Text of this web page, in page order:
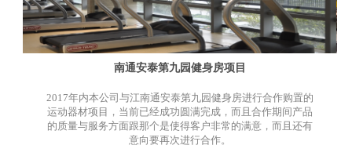
南通安泰第九园健身房项目
2017年内本公司与江南通安泰第九园健身房进行合作购置的
运动器材项目，当前已经成功圆满完成，而且合作期间产品
的质量与服务方面跟那个是使得客户非常的满意，而且还有
意向要再次进行合作。